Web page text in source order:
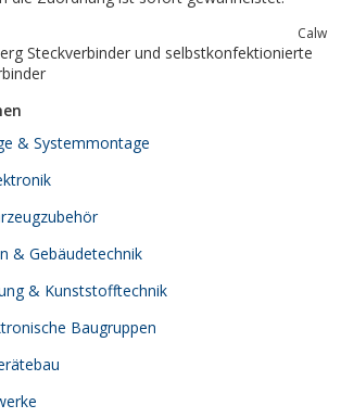
Calw
Steckverbinder und selbstkonfektionierte
& Systemmontage
& Gebäudetechnik
& Kunststofftechnik
Baugruppen